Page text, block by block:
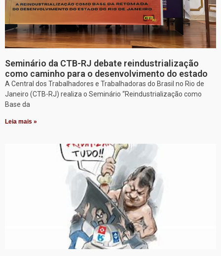
Seminário da CTB-RJ debate reindustrialização
como caminho para o desenvolvimento do estado
A Central dos Trabalhadores e Trabalhadoras do Brasil no Rio de
Janeiro (CTB-RJ) realiza o Seminário “Reindustrialização como
Base da
Leia mais »